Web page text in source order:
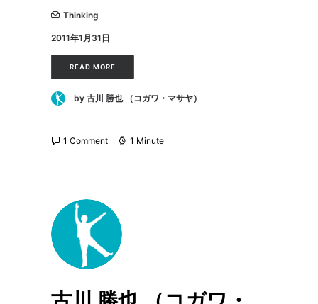
Thinking
2011年1月31日
READ MORE
by 古川 勝也 （コガワ・マサヤ）
1 Comment 1 Minute